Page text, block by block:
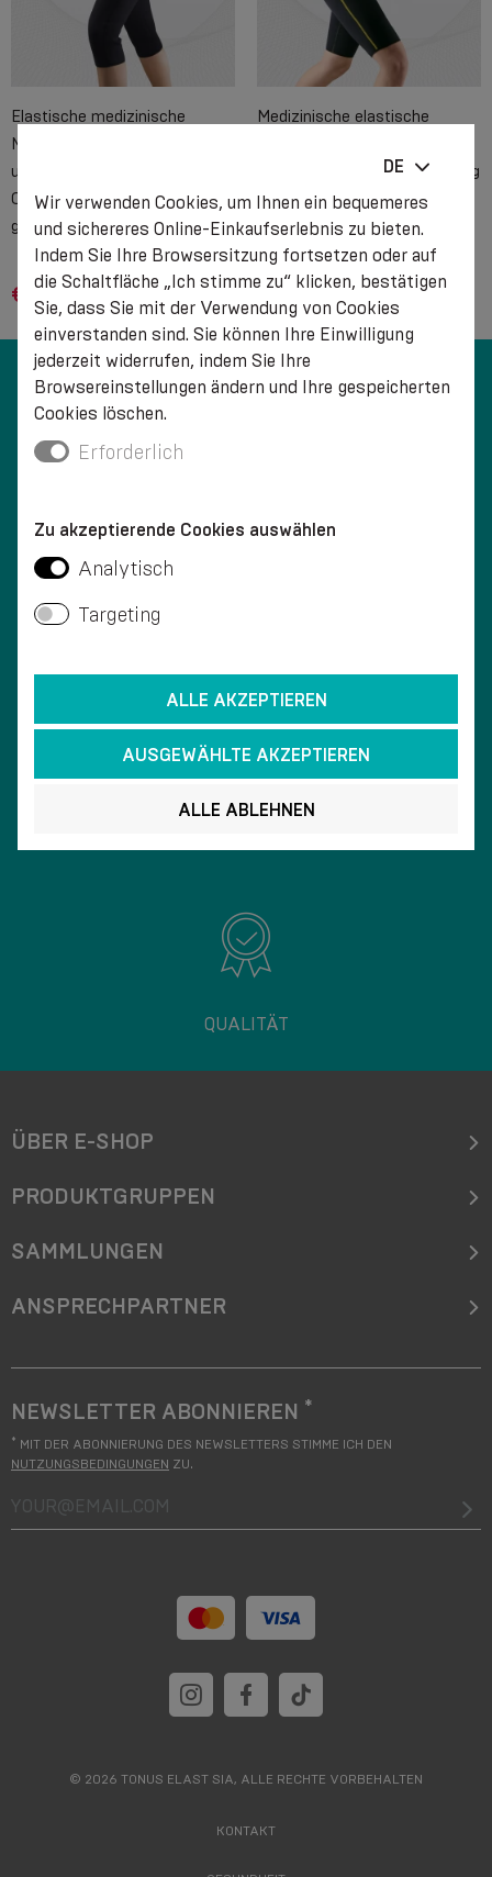
Elastische medizinische
Neoprenshorts zur Stützung
und Erwärmung von Hüft- und
Oberschenkelgelenken,
gestreckt
€ 10.99 € 41.20
Medizinische elastische
Unterstützung und Erwärmung
von Hüft- und
Oberschenkelgelenken
€ 8.99 € 36.21
QUALITÄT
ÜBER E-SHOP
PRODUKTGRUPPEN
SAMMLUNGEN
ANSPRECHPARTNER
NEWSLETTER ABONNIEREN *
* MIT DER ABONNIERUNG DES NEWSLETTERS STIMME ICH DEN
NUTZUNGSBEDINGUNGEN ZU.
your@email.com
© 2026 TONUS ELAST SIA, ALLE RECHTE VORBEHALTEN
KONTAKT
DE
Wir verwenden Cookies, um Ihnen ein bequemeres
und sichereres Online-Einkaufserlebnis zu bieten.
Indem Sie Ihre Browsersitzung fortsetzen oder auf
die Schaltfläche „Ich stimme zu“ klicken, bestätigen
Sie, dass Sie mit der Verwendung von Cookies
einverstanden sind. Sie können Ihre Einwilligung
jederzeit widerrufen, indem Sie Ihre
Browsereinstellungen ändern und Ihre gespeicherten
Cookies löschen.
Erforderlich
Zu akzeptierende Cookies auswählen
Analytisch
Targeting
ALLE AKZEPTIEREN
AUSGEWÄHLTE AKZEPTIEREN
ALLE ABLEHNEN